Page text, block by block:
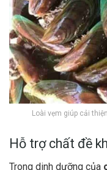
Loài vẹm giúp cải
Hỗ trợ chất đề
Trong dinh dưỡng của